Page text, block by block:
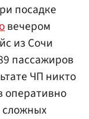
посадке
вечером
из Сочи
пассажиров
ЧП никто
оперативно
сложных